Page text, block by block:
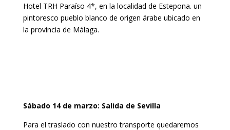
Hotel TRH Paraíso 4*, en la localidad de Estepona. un
pintoresco pueblo blanco de origen árabe ubicado en
la provincia de Málaga.
Sábado 14 de marzo: Salida de Sevilla
Para el traslado con nuestro transporte quedaremos